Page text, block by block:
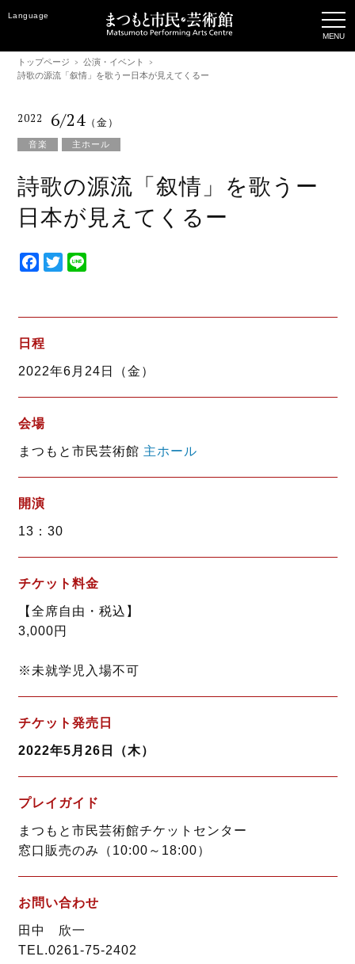
Language
トップページ
公演・イベント
詩歌の源流「叙情」を歌うー日本が見えてくるー
2022 6/24 （金）
音楽 主ホール
詩歌の源流「叙情」を歌うー
日本が見えてくるー
F
e
b
o
k
T
t
r
e
日程
2022年6月24日（金）
会場
まつもと市民芸術館 主ホール
開演
13：30
チケット料金
【全席自由・税込】
3,000円
※未就学児入場不可
チケット発売日
2022年5月26日（木）
プレイガイド
まつもと市民芸術館チケットセンター
窓口販売のみ（10:00～18:00）
お問い合わせ
田中 欣一
TEL.0261-75-2402